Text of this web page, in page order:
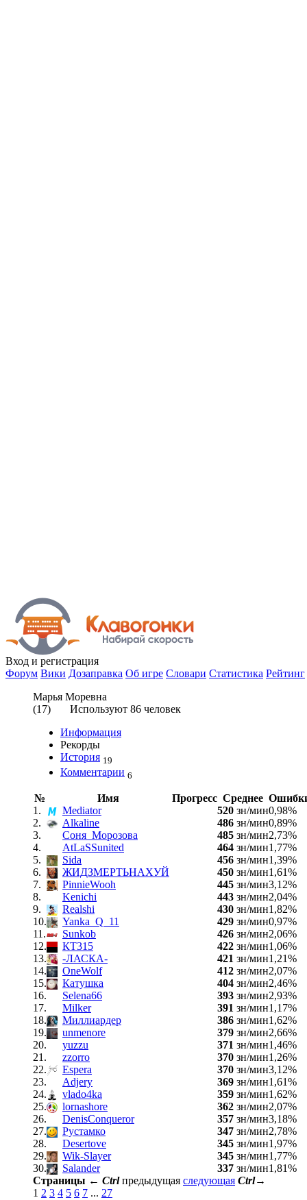
Вход и регистрация
Форум Вики Дозаправка Об игре Словари Статистика Рейтинг
Марья Моревна
(17) Используют 86 человек
Информация
Рекорды
История 19
Комментарии 6
№ Имя Прогресс Среднее
1.
Mediator 520 зн/мин0,98%
2.
Alkaline 486 зн/мин0,89%
3.
Соня_Морозова 485 зн/мин2,73%
4.
AtLaSSunited 464 зн/мин1,77%
5.
Sida 456 зн/мин1,39%
6.
ЖИДЗМЕРТЬНАХУЙ 450 зн/мин1,61%
7.
PinnieWooh 445 зн/мин3,12%
8.
Kenichi 443 зн/мин2,04%
9.
Realshi 430 зн/мин1,82%
10.
Yanka_Q_11 429 зн/мин0,97%
11.
Sunkob 426 зн/мин2,06%
12.
КТ315 422 зн/мин1,06%
13.
-ЛАСКА- 421 зн/мин1,21%
14.
OneWolf 412 зн/мин2,07%
15.
Катушка 404 зн/мин2,46%
16.
Selena66 393 зн/мин2,93%
17.
Milker 391 зн/мин1,17%
18.
Миллиардер 386 зн/мин1,62%
19.
unmenore 379 зн/мин2,66%
20.
yuzzu 371 зн/мин1,46%
21.
zzorro 370 зн/мин1,26%
22.
Espera 370 зн/мин3,12%
23.
Adjery 369 зн/мин1,61%
24.
vlado4ka 359 зн/мин1,62%
25.
lornashore 362 зн/мин2,07%
26.
DenisConqueror 357 зн/мин3,18%
27.
Рустамко 347 зн/мин2,78%
28.
Desertove 345 зн/мин1,97%
29.
Wik-Slayer 345 зн/мин1,77%
30.
Salander 337 зн/мин1,81%
Страницы ← Ctrlпредыдущая следующая Ctrl→
1 2 3 4 5 6 7 ... 27